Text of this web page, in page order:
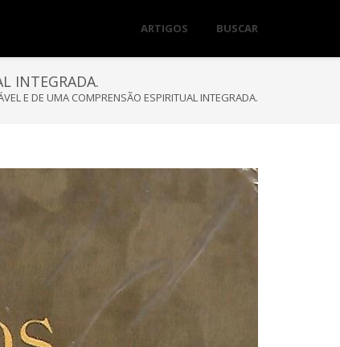
ARTIGOS BUSCAR
INTEGRADA.
E DE UMA COMPRENSÃO ESPIRITUAL INTEGRADA.